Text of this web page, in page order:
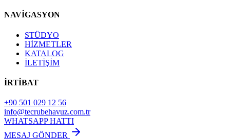
NAVİGASYON
STÜDYO
HİZMETLER
KATALOG
İLETİŞİM
İRTİBAT
+90 501 029 12 56
info@tecrubehavuz.com.tr
WHATSAPP HATTI
MESAJ GÖNDER